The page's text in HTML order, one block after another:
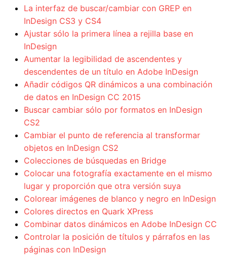
La interfaz de buscar/cambiar con GREP en
InDesign CS3 y CS4
Ajustar sólo la primera línea a rejilla base en
InDesign
Aumentar la legibilidad de ascendentes y
descendentes de un título en Adobe InDesign
Añadir códigos QR dinámicos a una combinación
de datos en InDesign CC 2015
Buscar cambiar sólo por formatos en InDesign
CS2
Cambiar el punto de referencia al transformar
objetos en InDesign CS2
Colecciones de búsquedas en Bridge
Colocar una fotografía exactamente en el mismo
lugar y proporción que otra versión suya
Colorear imágenes de blanco y negro en InDesign
Colores directos en Quark XPress
Combinar datos dinámicos en Adobe InDesign CC
Controlar la posición de títulos y párrafos en las
páginas con InDesign